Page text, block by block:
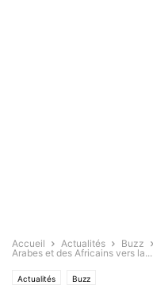
Accueil Actualités Buzz
Arabes et des Africains vers la...
Actualités Buzz